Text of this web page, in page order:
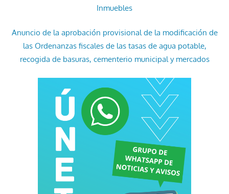
Inmuebles
Anuncio de la aprobación provisional de la modificación de
las Ordenanzas fiscales de las tasas de agua potable,
recogida de basuras, cementerio municipal y mercados